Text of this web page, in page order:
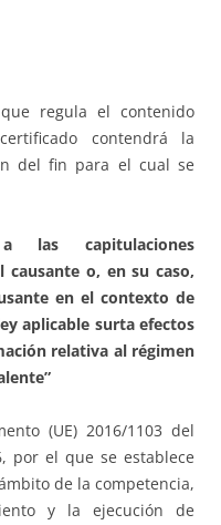
regula el contenido
contendrá la
del fin para el cual se
las capitulaciones
o, en su caso,
en el contexto de
aplicable surta efectos
relativa al régimen
(UE) 2016/1103 del
por el que se establece
de la competencia,
y la ejecución de